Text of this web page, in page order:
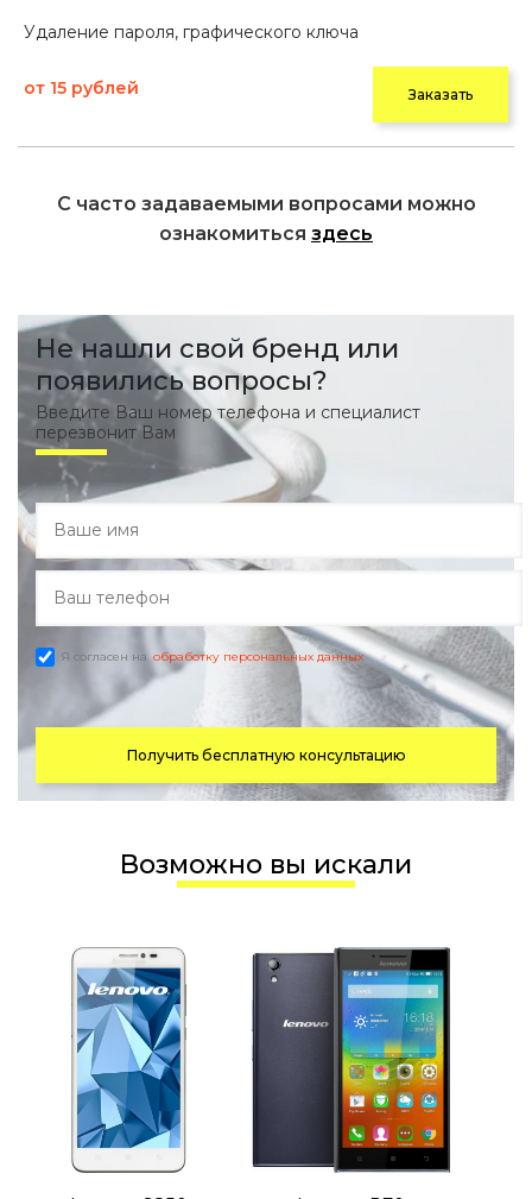
Удаление пароля, графического ключа
от 15 рублей Заказать
С часто задаваемыми вопросами можно
ознакомиться здесь
Не нашли свой бренд или
появились вопросы?
Введите Ваш номер телефона и специалист
перезвонит Вам
Я согласен на обработку персональных данных
Получить бесплатную консультацию
Возможно вы искали